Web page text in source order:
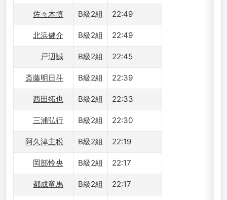
佐々木慎 B級2組 22:49
北浜健介 B級2組 22:49
戸辺誠 B級2組 22:45
斎藤明日斗 B級2組 22:39
西田拓也 B級2組 22:33
三浦弘行 B級2組 22:30
阿久津主税 B級2組 22:19
岡部怜央 B級2組 22:17
都成竜馬 B級2組 22:17